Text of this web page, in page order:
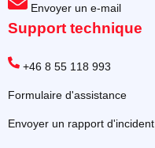
Envoyer un e-mail
Support technique
+46 8 55 118 993
Formulaire d'assistance
Envoyer un rapport d'incident